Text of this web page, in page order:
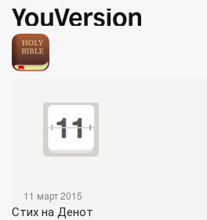
11 март 2015
Стих на Денот